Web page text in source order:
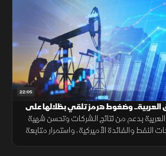
22:05
وضغوط هرمز تلقي بظلالها على
بدعم من نتائج الشركات وتحسن شهية
النفط والفائدة الأميركية، واستمرار متابعة